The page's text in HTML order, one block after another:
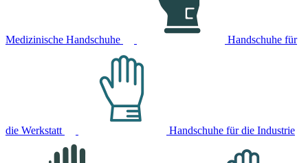
Medizinische Handschuhe Handschuhe für
die Werkstatt Handschuhe für die Industrie